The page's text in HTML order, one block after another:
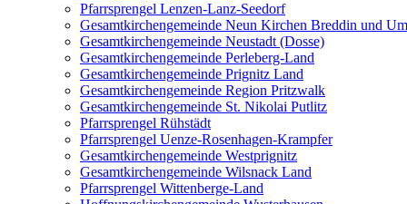
Pfarrsprengel Lenzen-Lanz-Seedorf
Gesamtkirchengemeinde Neun Kirchen Breddin und
Gesamtkirchengemeinde Neustadt (Dosse)
Gesamtkirchengemeinde Perleberg-Land
Gesamtkirchengemeinde Prignitz Land
Gesamtkirchengemeinde Region Pritzwalk
Gesamtkirchengemeinde St. Nikolai Putlitz
Pfarrsprengel Rühstädt
Pfarrsprengel Uenze-Rosenhagen-Krampfer
Gesamtkirchengemeinde Westprignitz
Gesamtkirchengemeinde Wilsnack Land
Pfarrsprengel Wittenberge-Land